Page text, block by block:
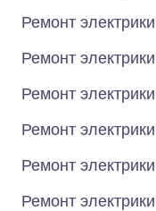
Ремонт
Ремонт
Ремонт
Ремонт
Ремонт
Ремонт